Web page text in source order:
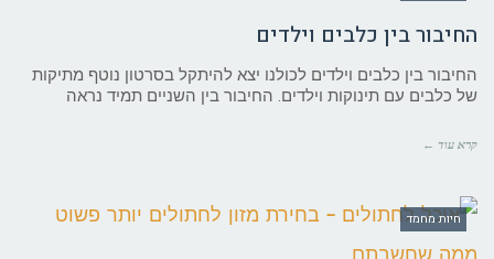
החיבור בין כלבים וילדים
החיבור בין כלבים וילדים לכולנו יצא להיתקל בסרטון נוטף מתיקות
של כלבים עם תינוקות וילדים. החיבור בין השניים תמיד נראה
קרא עוד ←
חיות מחמד